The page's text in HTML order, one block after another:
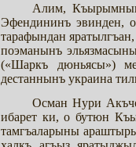
Алим,
Эфендининъ эвинден,
тарафындан
поэманынъ
(«Шаркъ дюньясы»)
дестаннынъ украина
Осман Нури
ибарет ки, о бутюн
тамгъаларыны